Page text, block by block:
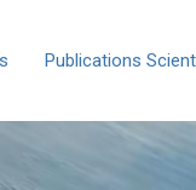
Publications